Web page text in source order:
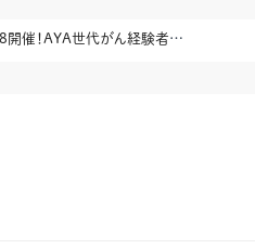
）
のIDをお持ち
9/28開催！AYA世代がん経験者のための “リズム de ASOBU！” 参加者募集中